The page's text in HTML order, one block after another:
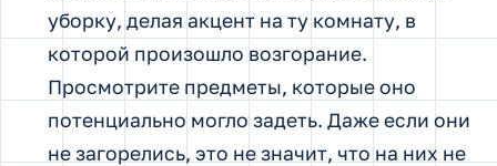
уборку, делая акцент на ту комнату, в
которой произошло возгорание.
Просмотрите предметы, которые оно
потенциально могло задеть. Даже если они
не загорелись, это не значит, что на них не